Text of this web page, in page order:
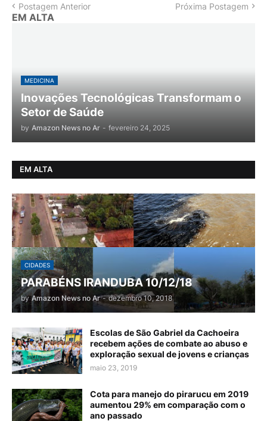
Postagem Anterior Próxima Postagem
EM ALTA
MEDICINA
Inovações Tecnológicas Transformam o
Setor de Saúde
by Amazon News no Ar - fevereiro 24, 2025
EM ALTA
CIDADES
PARABÉNS IRANDUBA 10/12/18
by Amazon News no Ar - dezembro 10, 2018
Escolas de São Gabriel da Cachoeira
recebem ações de combate ao abuso e
exploração sexual de jovens e crianças
maio 23, 2019
Cota para manejo do pirarucu em 2019
aumentou 29% em comparação com o
ano passado